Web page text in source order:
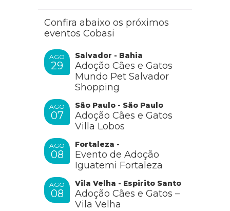
Confira abaixo os próximos
eventos Cobasi
AGO
29
Salvador - Bahia
Adoção Cães e Gatos
Mundo Pet Salvador
Shopping
AGO
07
São Paulo - São Paulo
Adoção Cães e Gatos
Villa Lobos
AGO
08
Fortaleza -
Evento de Adoção
Iguatemi Fortaleza
AGO
08
Vila Velha - Espirito Santo
Adoção Cães e Gatos –
Vila Velha